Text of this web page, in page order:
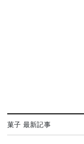
菓子 最新記事